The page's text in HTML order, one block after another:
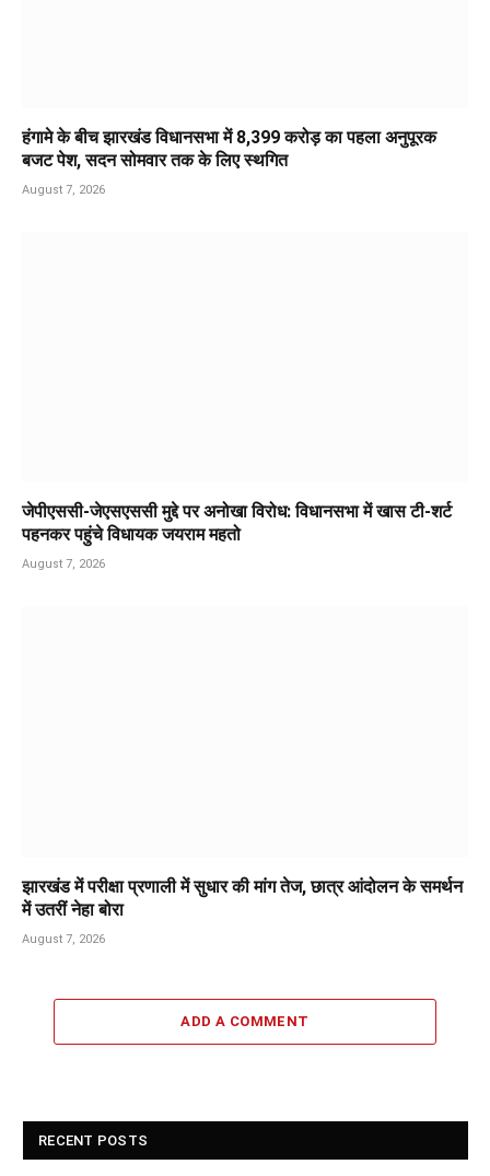
हंगामे के बीच झारखंड विधानसभा में 8,399 करोड़ का पहला अनुपूरक
बजट पेश, सदन सोमवार तक के लिए स्थगित
August 7, 2026
जेपीएससी-जेएसएससी मुद्दे पर अनोखा विरोध: विधानसभा में खास टी-शर्ट
पहनकर पहुंचे विधायक जयराम महतो
August 7, 2026
झारखंड में परीक्षा प्रणाली में सुधार की मांग तेज, छात्र आंदोलन के समर्थन
में उतरीं नेहा बोरा
August 7, 2026
ADD A COMMENT
RECENT POSTS